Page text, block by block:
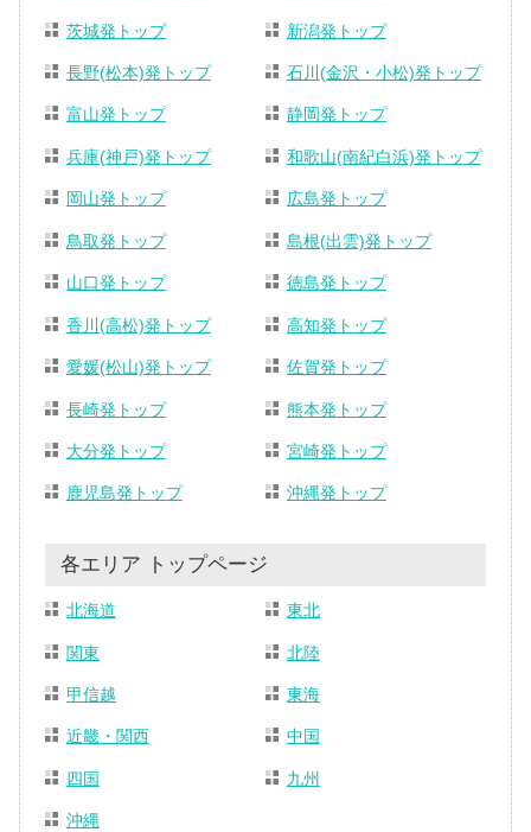
茨城発トップ 新潟発トップ
長野(松本)発トップ 石川(金沢・小松)発トップ
富山発トップ 静岡発トップ
兵庫(神戸)発トップ 和歌山(南紀白浜)発トップ
岡山発トップ 広島発トップ
鳥取発トップ 島根(出雲)発トップ
山口発トップ 徳島発トップ
香川(高松)発トップ 高知発トップ
愛媛(松山)発トップ 佐賀発トップ
長崎発トップ 熊本発トップ
大分発トップ 宮崎発トップ
鹿児島発トップ 沖縄発トップ
各エリア トップページ
北海道 東北
関東 北陸
甲信越 東海
近畿・関西 中国
四国 九州
沖縄